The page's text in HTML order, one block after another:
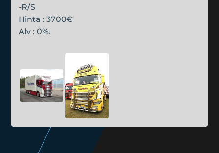
-R/S
Hinta : 3700€
Alv : 0%.